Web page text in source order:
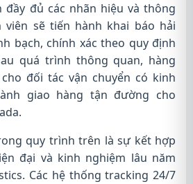
đầy đủ các nhãn hiệu và thông
sẽ tiến hành khai báo hải
bạch, chính xác theo quy định
quá trình thông quan, hàng
đối tác vận chuyển có kinh
giao hàng tận đường cho
quy trình trên là sự kết hợp
đại và kinh nghiệm lâu năm
Các hệ thống tracking 24/7